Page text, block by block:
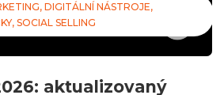
DIGITÁLNÍ NÁSTROJE
SOCIAL SELLING
aktualizovaný